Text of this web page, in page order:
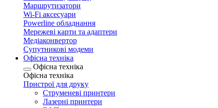
Маршрутизатори
Wi-Fi аксесуари
Рowerline обладнання
Мережеві карти та адаптери
Медіаконвертор
Супутникові модеми
Офісна техніка
Офісна техніка
Офісна техніка
Пристрої для друку
Струменеві принтери
Лазерні принтери